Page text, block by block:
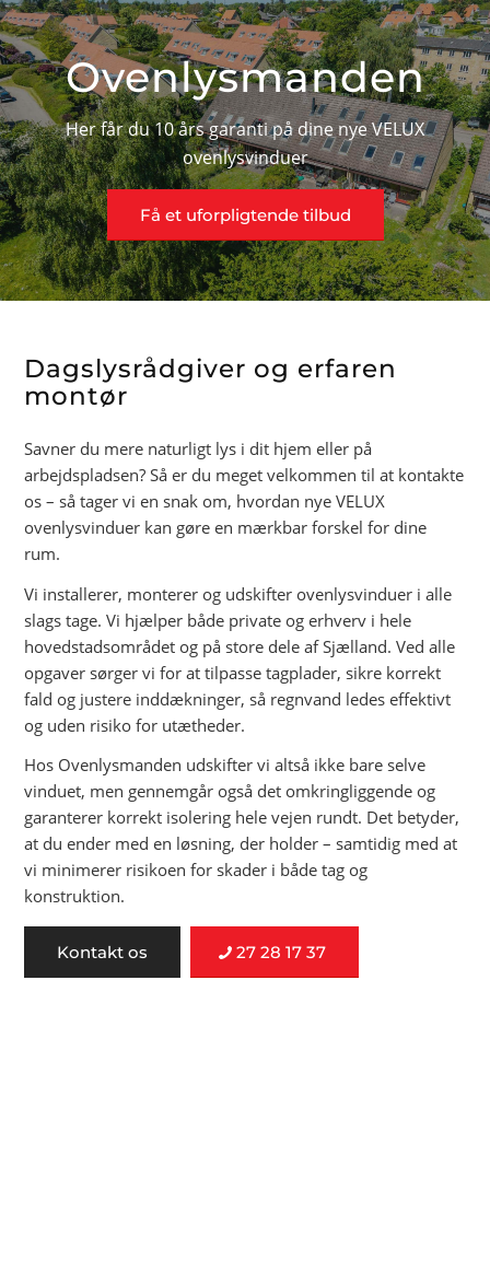
Ovenlysmanden
Her får du 10 års garanti på dine nye VELUX
ovenlysvinduer
Få et uforpligtende tilbud
Dagslysrådgiver og erfaren
montør
Savner du mere naturligt lys i dit hjem eller på
arbejdspladsen? Så er du meget velkommen til at kontakte
os – så tager vi en snak om, hvordan nye VELUX
ovenlysvinduer kan gøre en mærkbar forskel for dine
rum.
Vi installerer, monterer og udskifter ovenlysvinduer i alle
slags tage. Vi hjælper både private og erhverv i hele
hovedstadsområdet og på store dele af Sjælland. Ved alle
opgaver sørger vi for at tilpasse tagplader, sikre korrekt
fald og justere inddækninger, så regnvand ledes effektivt
og uden risiko for utætheder.
Hos Ovenlysmanden udskifter vi altså ikke bare selve
vinduet, men gennemgår også det omkringliggende og
garanterer korrekt isolering hele vejen rundt. Det betyder,
at du ender med en løsning, der holder – samtidig med at
vi minimerer risikoen for skader i både tag og
konstruktion.
Kontakt os 27 28 17 37